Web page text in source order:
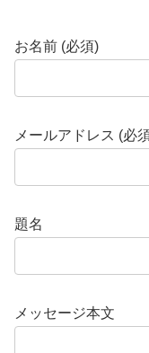
お名前 (必須)
メールアドレス (必
題名
メッセージ本文